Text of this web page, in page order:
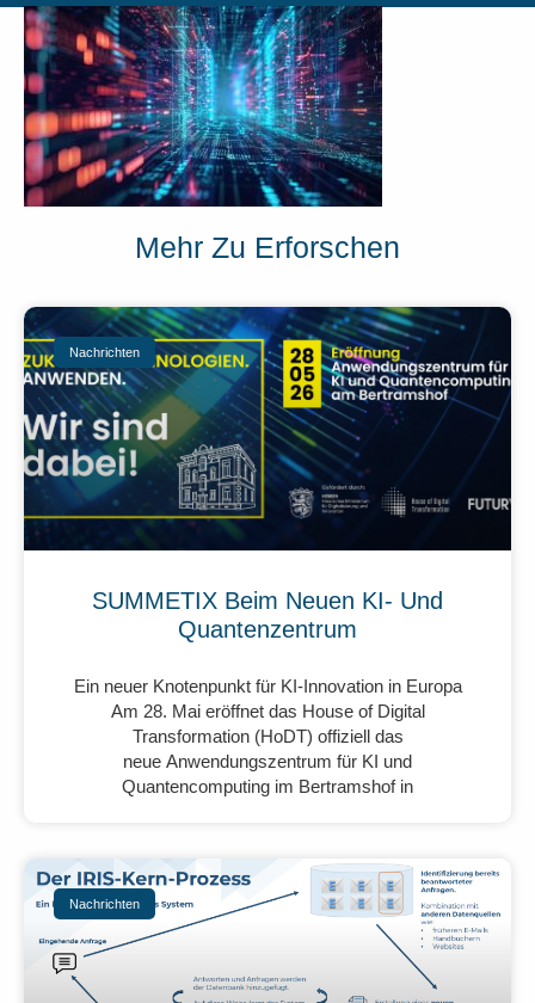
Mehr Zu Erforschen
Nachrichten
SUMMETIX Beim Neuen KI- Und
Quantenzentrum
Ein neuer Knotenpunkt für KI-Innovation in Europa
Am 28. Mai eröffnet das House of Digital
Transformation (HoDT) offiziell das
neue Anwendungszentrum für KI und
Quantencomputing im Bertramshof in
Nachrichten